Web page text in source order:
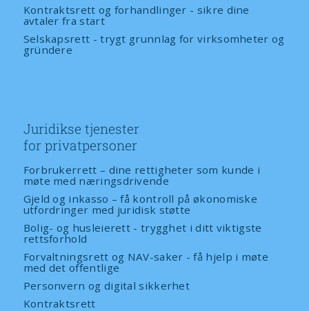
Kontraktsrett og forhandlinger - sikre dine
avtaler fra start
Selskapsrett - trygt grunnlag for virksomheter og
gründere
Juridikse tjenester
for privatpersoner
Forbrukerrett – dine rettigheter som kunde i
møte med næringsdrivende
Gjeld og inkasso – få kontroll på økonomiske
utfordringer med juridisk støtte
Bolig- og husleierett - trygghet i ditt viktigste
rettsforhold
Forvaltningsrett og NAV-saker - få hjelp i møte
med det offentlige
Personvern og digital sikkerhet
Kontraktsrett